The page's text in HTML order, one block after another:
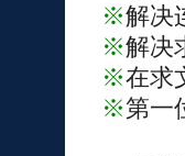
※解决
※解决
※在求
※第一